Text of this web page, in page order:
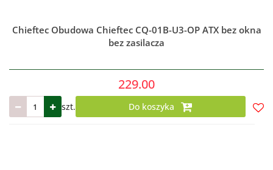
Chieftec Obudowa Chieftec CQ-01B-U3-OP ATX bez okna
bez zasilacza
229.00
szt. Do koszyka